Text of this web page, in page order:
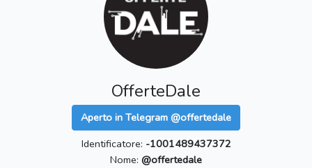
OfferteDale
Aperto in Telegram @offertedale
Identificatore: -1001489437372
Nome: @offertedale